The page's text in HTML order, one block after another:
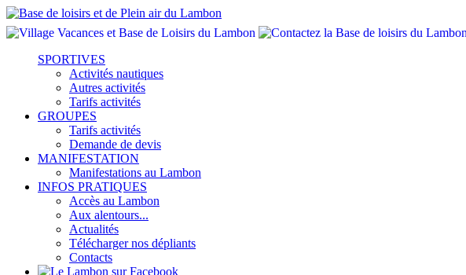
SPORTIVES
Activités nautiques
Autres activités
Tarifs activités
GROUPES
Tarifs activités
Demande de devis
MANIFESTATION
Manifestations au Lambon
INFOS PRATIQUES
Accès au Lambon
Aux alentours...
Actualités
Télécharger nos dépliants
Contacts